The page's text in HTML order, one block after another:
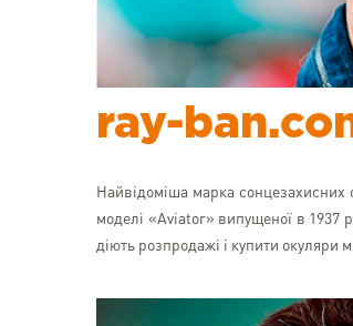
ray-
Найвідоміша марка сонцезахисних
моделі «Aviator» випущеної в 1937
діють розпродажі і купити окуляри